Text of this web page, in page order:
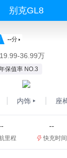
别克GL8
--分
36.99万
保值率 NO.3
内饰 座
里程
--
快充时间